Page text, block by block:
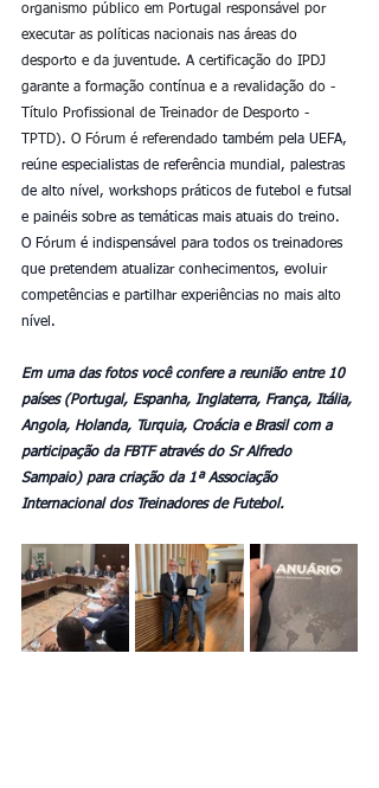
organismo público em Portugal responsável por
executar as políticas nacionais nas áreas do
desporto e da juventude. A certificação do IPDJ
garante a formação contínua e a revalidação do -
Título Profissional de Treinador de Desporto -
TPTD). O Fórum é referendado também pela UEFA,
reúne especialistas de referência mundial, palestras
de alto nível, workshops práticos de futebol e futsal
e painéis sobre as temáticas mais atuais do treino.
O Fórum é indispensável para todos os treinadores
que pretendem atualizar conhecimentos, evoluir
competências e partilhar experiências no mais alto
nível.
Em uma das fotos você confere a reunião entre 10
países (Portugal, Espanha, Inglaterra, França, Itália,
Angola, Holanda, Turquia, Croácia e Brasil com a
participação da FBTF através do Sr Alfredo
Sampaio) para criação da 1ª Associação
Internacional dos Treinadores de Futebol.